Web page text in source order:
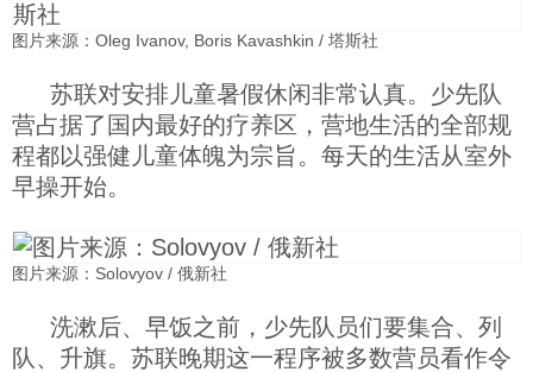
文化
历史
体育
旅游
视听
图片来源：Oleg Ivanov, Boris Kavashkin / 塔斯社
苏联对安排儿童暑假休闲非常认真。少先队
营占据了国内最好的疗养区，营地生活的全部规
程都以强健儿童体魄为宗旨。每天的生活从室外
早操开始。
图片来源：Solovyov / 俄新社
洗漱后、早饭之前，少先队员们要集合、列
队、升旗。苏联晚期这一程序被多数营员看作令